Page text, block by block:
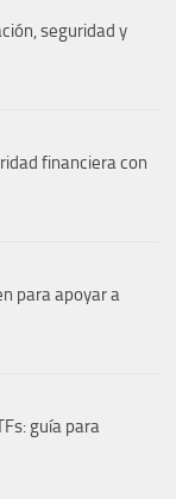
seguridad y
financiera con
para apoyar a
guía para